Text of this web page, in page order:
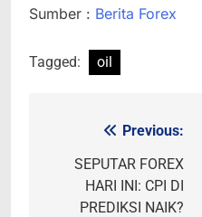
Sumber : Berita Forex
Tagged: oil
navigation
Previous:
SEPUTAR FOREX
HARI INI: CPI DI
PREDIKSI NAIK?